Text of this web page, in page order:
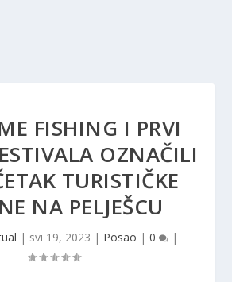
FISHING I PRVI
OZNAČILI
TURISTIČKE
NA PELJEŠCU
| svi 19, 2023 | Posao | 0 |